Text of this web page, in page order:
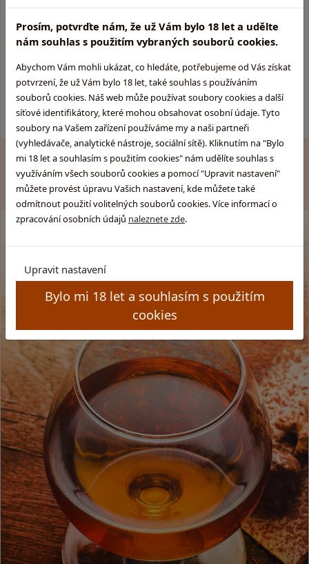
Prosím, potvrďte nám, že už Vám bylo 18 let a udělte
nám souhlas s použitím vybraných souborů cookies.
Abychom Vám mohli ukázat, co hledáte, potřebujeme od Vás získat
potvrzení, že už Vám bylo 18 let, také souhlas s používáním
souborů cookies. Náš web může používat soubory cookies a další
síťové identifikátory, které mohou obsahovat osobní údaje. Tyto
soubory na Vašem zařízení používáme my a naši partneři
(vyhledávače, analytické nástroje, sociální sítě). Kliknutím na "Bylo
mi 18 let a souhlasím s použitím cookies" nám udělíte souhlas s
využíváním všech souborů cookies a pomocí "Upravit nastavení"
můžete provést úpravu Vašich nastavení, kde můžete také
odmítnout použití volitelných souborů cookies. Více informací o
zpracování osobních údajů naleznete zde.
Upravit nastavení
Bylo mi 18 let a souhlasím s použitím
cookies
Informace pro Vás:
Provozovatel obchodu
Obchodní podmínky
Ochrana osobních údajů
Kamenný obchod
Pravidla soutěže
Skupina obchodů
Glentyno:
Skotska-whisky.cz
Brandy.cz
Pozitek.cz
Zákaz prodeje alkoholu osobám mladším 18 let. Copyright
© GLENTYNO s.r.o. Všechna práva vyhrazena. All rights
reserved.